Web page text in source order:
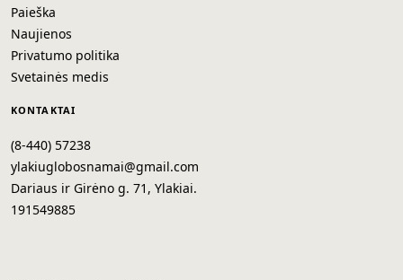
Paieška
Naujienos
Privatumo politika
Svetainės medis
KONTAKTAI
(8-440) 57238
ylakiuglobosnamai@gmail.com
Dariaus ir Girėno g. 71, Ylakiai.
191549885